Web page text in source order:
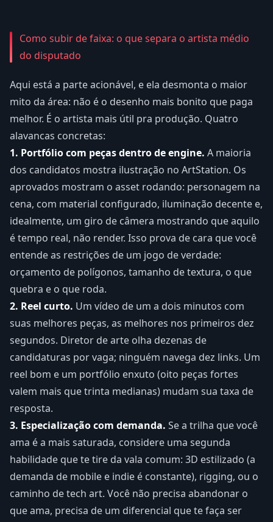
Como subir de faixa: o que separa o artista médio
do disputado
Aqui está a parte acionável, e ela desmonta o maior
mito da área: não é o desenho mais bonito que paga
melhor. É o artista mais útil pra produção. Quatro
alavancas concretas:
1. Portfólio com peças dentro de engine. A maioria
dos candidatos mostra ilustração no ArtStation. Os
aprovados mostram o asset rodando: personagem na
cena, com material configurado, iluminação decente e,
idealmente, um giro de câmera mostrando que aquilo
é tempo real, não render. Isso prova de cara que você
entende as restrições de um jogo de verdade:
orçamento de polígonos, tamanho de textura, o que
quebra e o que roda.
2. Reel curto. Um vídeo de um a dois minutos com
suas melhores peças, as melhores nos primeiros dez
segundos. Diretor de arte olha dezenas de
candidaturas por vaga; ninguém navega dez links. Um
reel bom e um portfólio enxuto (oito peças fortes
valem mais que trinta medianas) mudam sua taxa de
resposta.
3. Especialização com demanda. Se a trilha que você
ama é a mais saturada, considere uma segunda
habilidade que te tire da vala comum: 3D estilizado (a
demanda de mobile e indie é constante), rigging, ou o
caminho de tech art. Você não precisa abandonar o
que ama, precisa de um diferencial que te faça ser